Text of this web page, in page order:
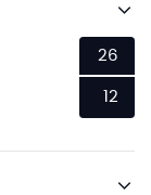
26
12